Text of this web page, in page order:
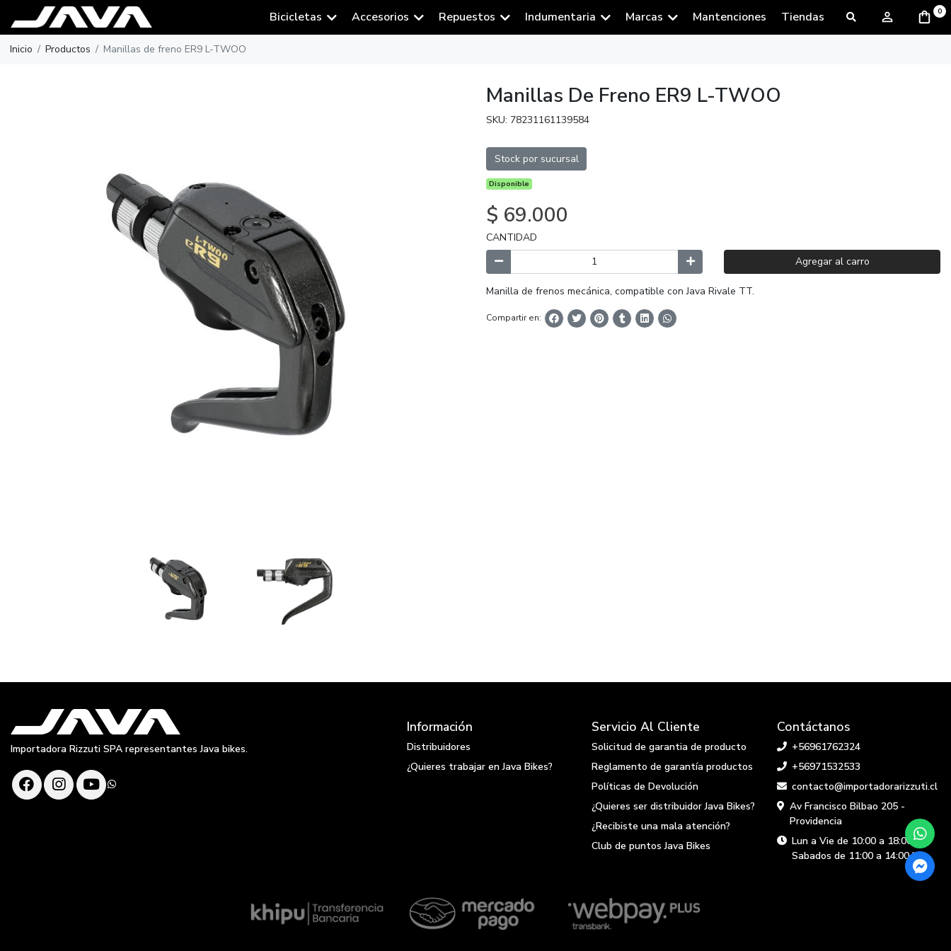
Bicicletas Accesorios Repuestos Indumentaria Marcas Mantenciones Tiendas 0
Inicio Productos Manillas de freno ER9 L-TWOO
Manillas De Freno ER9 L-TWOO
SKU: 78231161139584
Stock por sucursal
Disponible
$ 69.000
CANTIDAD
Agregar al carro
Manilla de frenos mecánica, compatible con Java Rivale TT.
Compartir en:
Importadora Rizzuti SPA representantes Java bikes.
Información
Distribuidores
¿Quieres trabajar en Java Bikes?
Servicio Al Cliente
Solicitud de garantia de producto
Reglamento de garantía productos
Políticas de Devolución
¿Quieres ser distribuidor Java Bikes?
¿Recibiste una mala atención?
Club de puntos Java Bikes
Contáctanos
+56961762324
+56971532533
contacto@importadorarizzuti.cl
Av Francisco Bilbao 205 -
Providencia
Lun a Vie de 10:00 a 18:00 hs
Sabados de 11:00 a 14:00 hs.